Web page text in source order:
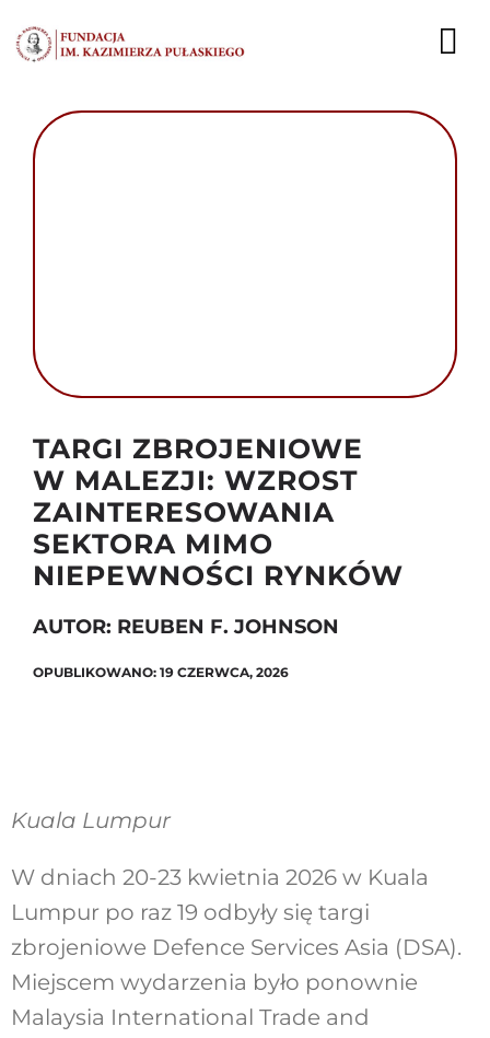
do
zawartości
KONTAKT
Szukaj
TARGI ZBROJENIOWE
W MALEZJI: WZROST
ZAINTERESOWANIA
SEKTORA MIMO
NIEPEWNOŚCI RYNKÓW
AUTOR: REUBEN F. JOHNSON
OPUBLIKOWANO: 19 CZERWCA, 2026
Kuala Lumpur
W dniach 20-23 kwietnia 2026 w Kuala
Lumpur po raz 19 odbyły się targi
zbrojeniowe Defence Services Asia (DSA).
Miejscem wydarzenia było ponownie
Malaysia International Trade and